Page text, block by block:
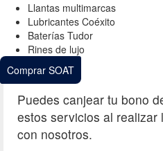
Llantas multimarcas
Lubricantes Coéxito
Baterías Tudor
Rines de lujo
Comprar SOAT
Puedes canjear tu bono
estos servicios al realizar
con nosotros.